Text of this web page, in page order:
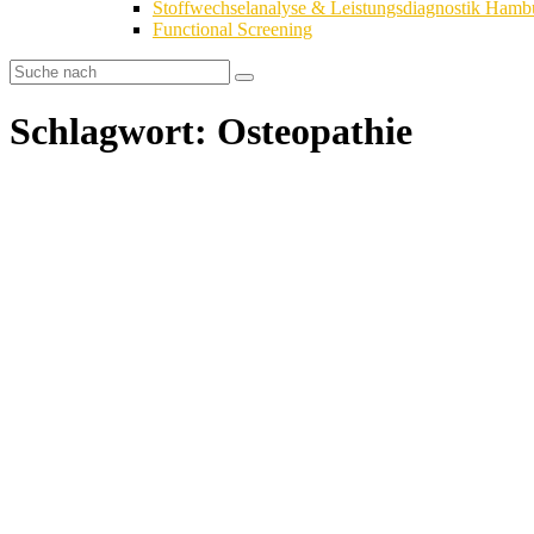
Stoffwechselanalyse & Leistungsdiagnostik
Functional Screening
Schlagwort: Osteopathie